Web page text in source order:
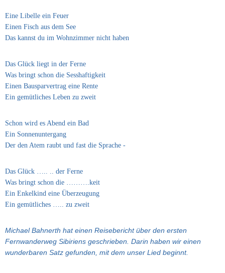
Eine Libelle ein Feuer
Einen Fisch aus dem See
Das kannst du im Wohnzimmer nicht haben
Das Glück liegt in der Ferne
Was bringt schon die Sesshaftigkeit
Einen Bausparvertrag eine Rente
Ein gemütliches Leben zu zweit
Schon wird es Abend ein Bad
Ein Sonnenuntergang
Der den Atem raubt und fast die Sprache -
Das Glück ….. .. der Ferne
Was bringt schon die ……….keit
Ein Enkelkind eine Überzeugung
Ein gemütliches ….. zu zweit
Michael Bahnerth hat einen Reisebericht über den ersten
Fernwanderweg Sibiriens geschrieben. Darin haben wir einen
wunderbaren Satz gefunden, mit dem unser Lied beginnt.